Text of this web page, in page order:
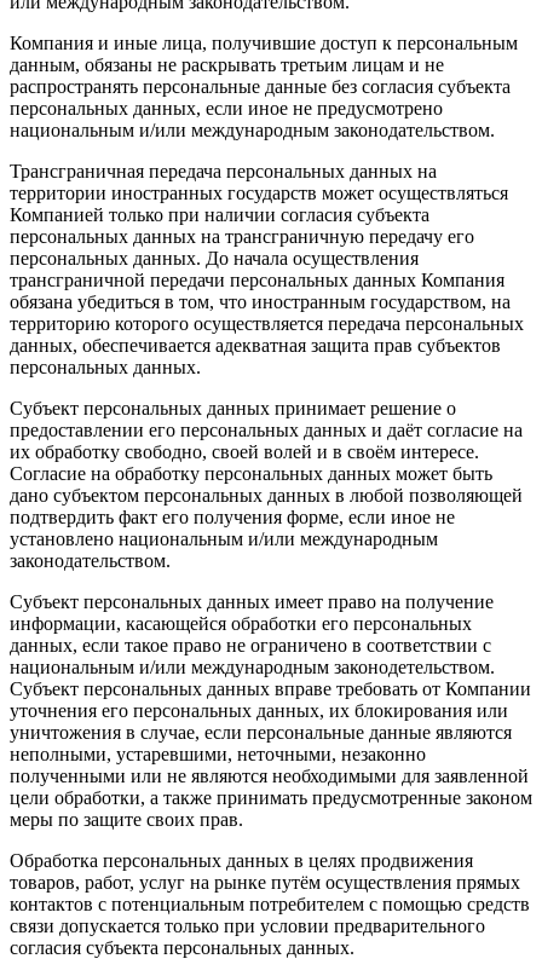
Компания и иные лица, получившие доступ к персональным
данным, обязаны не раскрывать третьим лицам и не
распространять персональные данные без согласия субъекта
персональных данных, если иное не предусмотрено
национальным и/или международным законодательством.
Трансграничная передача персональных данных на
территории иностранных государств может осуществляться
Компанией только при наличии согласия субъекта
персональных данных на трансграничную передачу его
персональных данных. До начала осуществления
трансграничной передачи персональных данных Компания
обязана убедиться в том, что иностранным государством, на
территорию которого осуществляется передача персональных
данных, обеспечивается адекватная защита прав субъектов
персональных данных.
Субъект персональных данных принимает решение о
предоставлении его персональных данных и даёт согласие на
их обработку свободно, своей волей и в своём интересе.
Согласие на обработку персональных данных может быть
дано субъектом персональных данных в любой позволяющей
подтвердить факт его получения форме, если иное не
установлено национальным и/или международным
законодательством.
Субъект персональных данных имеет право на получение
информации, касающейся обработки его персональных
данных, если такое право не ограничено в соответствии с
национальным и/или международным законодетельством.
Субъект персональных данных вправе требовать от Компании
уточнения его персональных данных, их блокирования или
уничтожения в случае, если персональные данные являются
неполными, устаревшими, неточными, незаконно
полученными или не являются необходимыми для заявленной
цели обработки, а также принимать предусмотренные законом
меры по защите своих прав.
Обработка персональных данных в целях продвижения
товаров, работ, услуг на рынке путём осуществления прямых
контактов с потенциальным потребителем с помощью средств
связи допускается только при условии предварительного
согласия субъекта персональных данных.